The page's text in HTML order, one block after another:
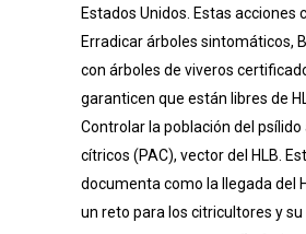
Estados Unidos. Estas acciones
Erradicar árboles sintomáticos,
con árboles de viveros
garanticen que están libres de
Controlar la población del psílido
cítricos (PAC), vector del HLB.
documenta como la llegada del
un reto para los citricultores y su